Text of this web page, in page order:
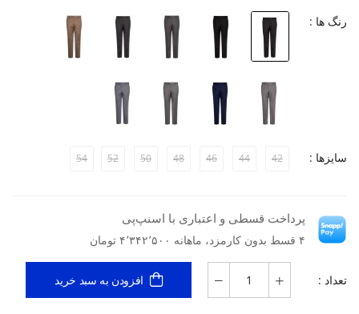
رنگ ها :
سایزها : 42
44
46
48
50
52
54
پرداخت قسطی و اعتباری با اسنپ‌پی
۴ قسط بدون کارمزد، ماهانه ۴٬۳۴۲٬۵۰۰ تومان
تعداد : افزودن به سبد خرید